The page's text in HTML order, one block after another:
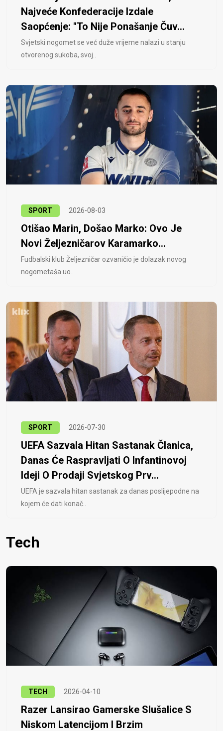
Najveće Konfederacije Izdale
Saopćenje: "To Nije Ponašanje Čuv...
Svjetski nogomet se već duže vrijeme nalazi u stanju
otvorenog sukoba, svoj..
SPORT 2026-08-03
Otišao Marin, Došao Marko: Ovo Je
Novi Željezničarov Karamarko...
Fudbalski klub Željezničar ozvaničio je dolazak novog
nogometaša uo..
SPORT 2026-07-30
UEFA Sazvala Hitan Sastanak Članica,
Danas Će Raspravljati O Infantinovoj
Ideji O Prodaji Svjetskog Prv...
UEFA je sazvala hitan sastanak za danas poslijepodne na
kojem će dati konač..
Tech
TECH 2026-04-10
Razer Lansirao Gamerske Slušalice S
Niskom Latencijom I Brzim